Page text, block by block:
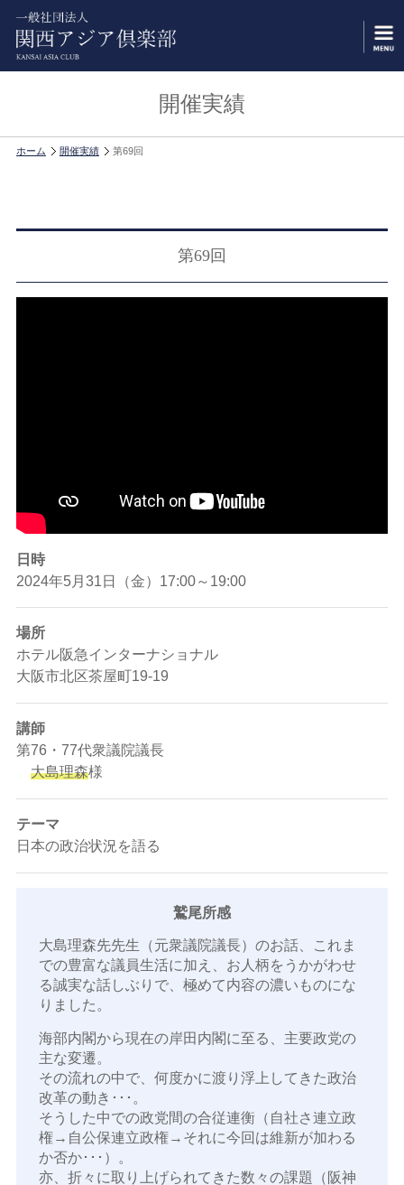
開催実績
ホーム 開催実績 第69回
第69回
日時
2024年5月31日（金）17:00～19:00
場所
ホテル阪急インターナショナル
大阪市北区茶屋町19-19
講師
第76・77代衆議院議長
大島理森様
テーマ
日本の政治状況を語る
鷲尾所感
大島理森先先生（元衆議院議長）のお話、これま
での豊富な議員生活に加え、お人柄をうかがわせ
る誠実な話しぶりで、極めて内容の濃いものにな
りました。
海部内閣から現在の岸田内閣に至る、主要政党の
主な変遷。
その流れの中で、何度かに渡り浮上してきた政治
改革の動き･･･。
そうした中での政党間の合従連衡（自社さ連立政
権→自公保連立政権→それに今回は維新が加わる
か否か･･･）。
亦、折々に取り上げられてきた数々の課題（阪神